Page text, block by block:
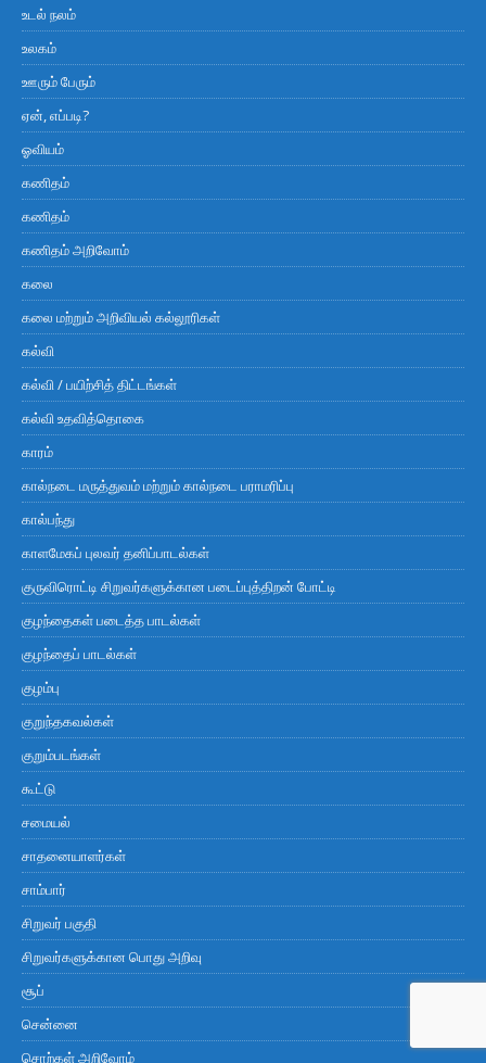
உடல் நலம்
உலகம்
ஊரும் பேரும்
ஏன், எப்படி?
ஓவியம்
கணிதம்
கணிதம்
கணிதம் அறிவோம்
கலை
கலை மற்றும் அறிவியல் கல்லூரிகள்
கல்வி
கல்வி / பயிற்சித் திட்டங்கள்
கல்வி உதவித்தொகை
காரம்
கால்நடை மருத்துவம் மற்றும் கால்நடை பராமரிப்பு
கால்பந்து
காளமேகப் புலவர் தனிப்பாடல்கள்
குருவிரொட்டி சிறுவர்களுக்கான படைப்புத்திறன் போட்டி
குழந்தைகள் படைத்த பாடல்கள்
குழந்தைப் பாடல்கள்
குழம்பு
குறுந்தகவல்கள்
குறும்படங்கள்
கூட்டு
சமையல்
சாதனையாளர்கள்
சாம்பார்
சிறுவர் பகுதி
சிறுவர்களுக்கான பொது அறிவு
சூப்
சென்னை
சொற்கள் அறிவோம்